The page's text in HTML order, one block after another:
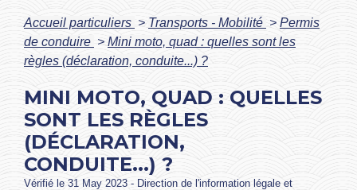
Accueil particuliers > Transports - Mobilité > Permis
de conduire > Mini moto, quad : quelles sont les
règles (déclaration, conduite...) ?
MINI MOTO, QUAD : QUELLES
SONT LES RÈGLES
(DÉCLARATION,
CONDUITE...) ?
Vérifié le 31 May 2023 - Direction de l'information légale et